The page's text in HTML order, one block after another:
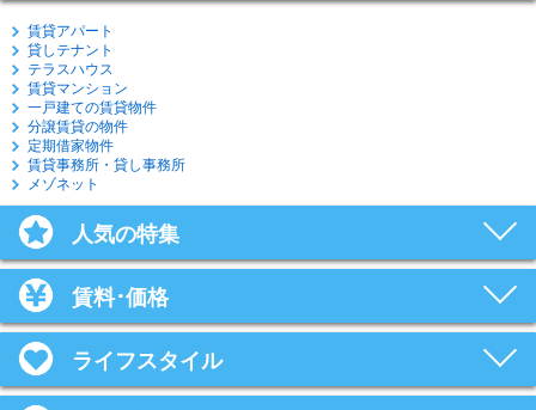
賃貸アパート
貸しテナント
テラスハウス
賃貸マンション
一戸建ての賃貸物件
分譲賃貸の物件
定期借家物件
賃貸事務所・貸し事務所
メゾネット
人気の特集
賃料･価格
ライフスタイル